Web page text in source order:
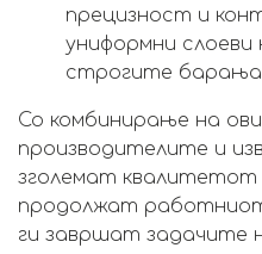
прецизност и
униформни слоеви
строгите барања
Со комбинирање на
производителите и
зголемат квалитетот
продолжат
ги завршат задачите